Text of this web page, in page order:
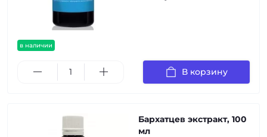
в наличии
В корзину
Бархатцев экстракт, 100
мл